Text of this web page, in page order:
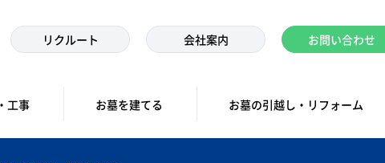
リクルート 会社案内 お問い合わせ
工事 お墓を建てる お墓の引越し・リフォーム